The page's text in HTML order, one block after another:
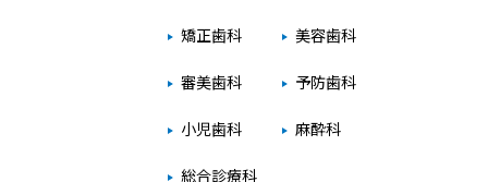
矯正歯科 美容歯科
審美歯科 予防歯科
小児歯科 麻酔科
総合診療科